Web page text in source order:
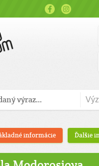
informácie Ďalšie